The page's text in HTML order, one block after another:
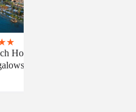
★
Hotel